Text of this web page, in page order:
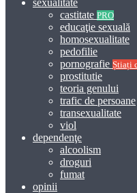
sexualitate
castitate PRO
educaţie sexuală
homosexualitate
pedofilie
pornografie Știați
prostitutie
teoria genului
trafic de persoane
transexualitate
viol
dependenţe
alcoolism
droguri
fumat
opinii